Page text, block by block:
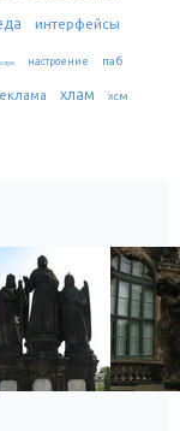
интерфейсы
настроение паб
хлам хсм